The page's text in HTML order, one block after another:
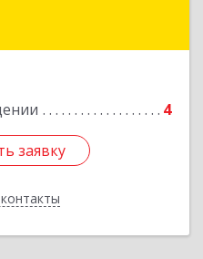
4
заявку
край, Тихорецкий р-н,
Подробнее
заявку